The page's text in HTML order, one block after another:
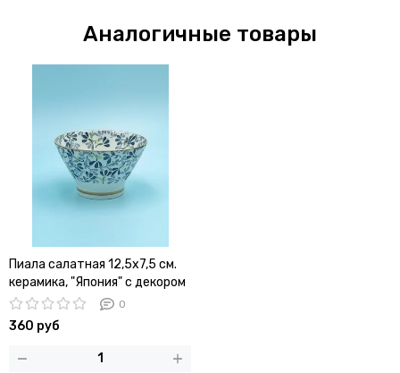
Аналогичные товары
Пиала салатная 12,5х7,5 см.
керамика, "Япония" с декором
листья
0
360 руб